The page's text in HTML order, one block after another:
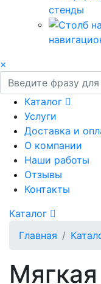
стенды
×
Каталог
Услуги
Доставка и
О компании
Наши работы
Отзывы
Контакты
Каталог
Главная